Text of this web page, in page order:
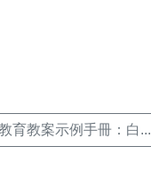
育教案示例手冊：白...